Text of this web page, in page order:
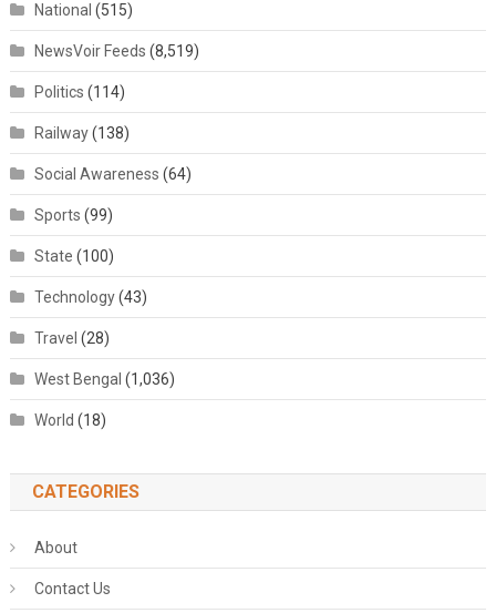
National (515)
NewsVoir Feeds (8,519)
Politics (114)
Railway(138)
Social Awareness (64)
Sports (99)
State (100)
Technology(43)
Travel (28)
West Bengal (1,036)
World (18)
CATEGORIES
About
Contact Us